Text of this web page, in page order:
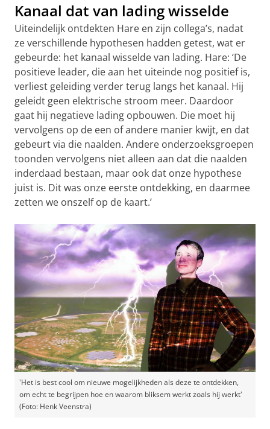
Kanaal dat van lading wisselde
Uiteindelijk ontdekten Hare en zijn collega’s, nadat
ze verschillende hypothesen hadden getest, wat er
gebeurde: het kanaal wisselde van lading. Hare: ‘De
positieve leader, die aan het uiteinde nog positief is,
verliest geleiding verder terug langs het kanaal. Hij
geleidt geen elektrische stroom meer. Daardoor
gaat hij negatieve lading opbouwen. Die moet hij
vervolgens op de een of andere manier kwijt, en dat
gebeurt via die naalden. Andere onderzoeksgroepen
toonden vervolgens niet alleen aan dat die naalden
inderdaad bestaan, maar ook dat onze hypothese
juist is. Dit was onze eerste ontdekking, en daarmee
zetten we onszelf op de kaart.’
'Het is best cool om nieuwe mogelijkheden als deze te ontdekken,
om echt te begrijpen hoe en waarom bliksem werkt zoals hij werkt'
(Foto: Henk Veenstra)